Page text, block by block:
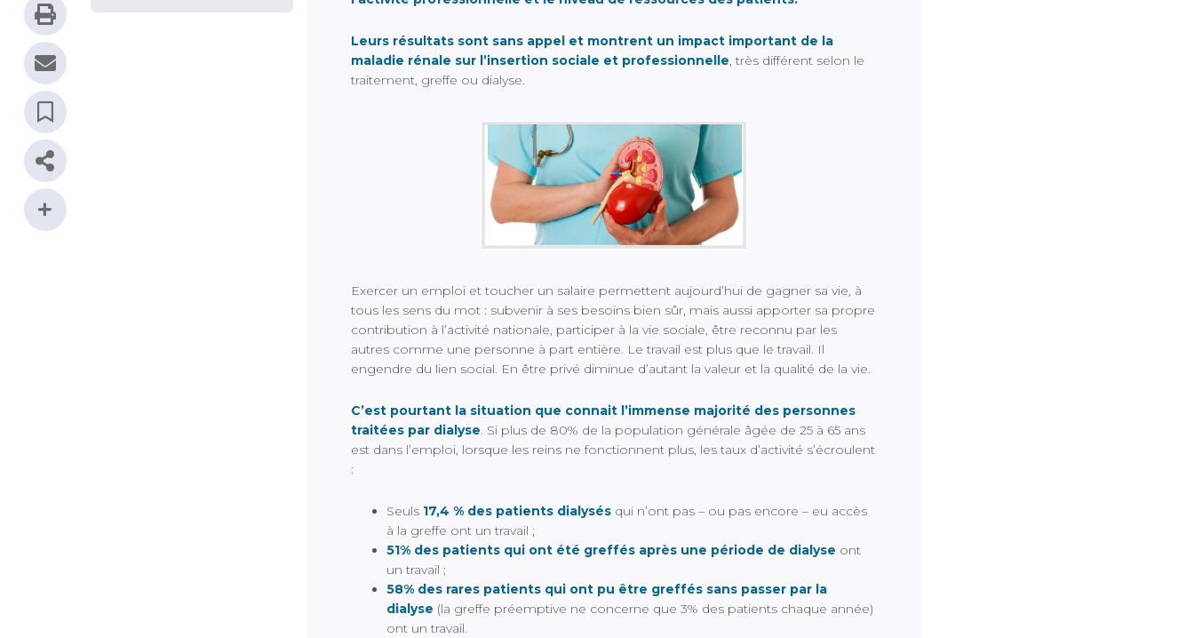
Leurs résultats sont sans appel et montrent un impact important de la
maladie rénale sur l’insertion sociale et professionnelle, très différent selon le
traitement, greffe ou dialyse.
Exercer un emploi et toucher un salaire permettent aujourd’hui de gagner sa vie, à
tous les sens du mot : subvenir à ses besoins bien sûr, mais aussi apporter sa propre
contribution à l’activité nationale, participer à la vie sociale, être reconnu par les
autres comme une personne à part entière. Le travail est plus que le travail. Il
engendre du lien social. En être privé diminue d’autant la valeur et la qualité de la vie.
C’est pourtant la situation que connait l’immense majorité des personnes
traitées par dialyse. Si plus de 80% de la population générale âgée de 25 à 65 ans
est dans l’emploi, lorsque les reins ne fonctionnent plus, les taux d’activité s’écroulent
:
Seuls 17,4 % des patients dialysés qui n’ont pas – ou pas encore – eu accès
à la greffe ont un travail ;
51% des patients qui ont été greffés après une période de dialyse ont
un travail ;
58% des rares patients qui ont pu être greffés sans passer par la
dialyse (la greffe préemptive ne concerne que 3% des patients chaque année)
ont un travail.